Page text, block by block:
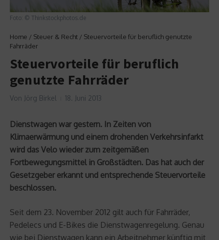
Foto: © Thinkstockphotos.de
Home / Steuer & Recht / Steuervorteile für beruflich genutzte
Fahrräder
Steuervorteile für beruflich
genutzte Fahrräder
Von Jörg Birkel 18. Juni 2013
Dienstwagen war gestern. In Zeiten von
Klimaerwärmung und einem drohenden Verkehrsinfarkt
wird das Velo wieder zum zeitgemäßen
Fortbewegungsmittel in Großstädten. Das hat auch der
Gesetzgeber erkannt und entsprechende Steuervorteile
beschlossen.
Seit dem 23. November 2012 gilt auch für Fahrräder,
Pedelecs und E-Bikes die Dienstwagenregelung. Genau
wie bei Dienstwagen kann ein Arbeitnehmer künftig mit